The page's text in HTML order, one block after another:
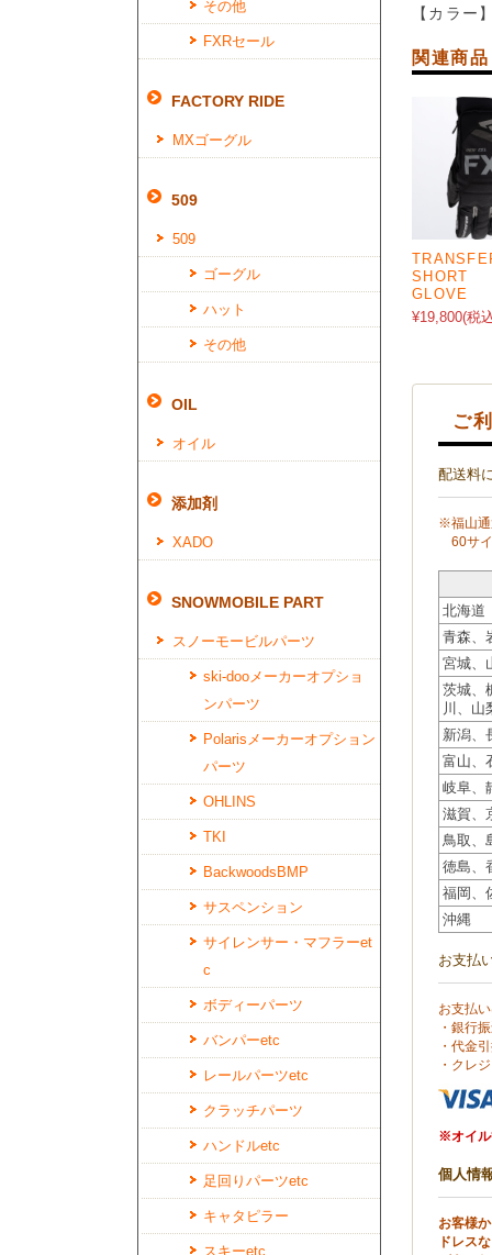
【カラー
関連商品
GLOVE
¥19,800(税
ご
配送料
※福山通
60サイ
北海道
青森、
宮城、
茨城、
川、山
新潟、
富山、
岐阜、
滋賀、
鳥取、
徳島、
福岡、
沖縄
お支払
お支払
・銀行
・代金
・クレ
※オイ
個人情
お客様
ドレス
その他
FXRセール
FACTORY RIDE
MXゴーグル
509
509
ゴーグル
ハット
その他
OIL
オイル
添加剤
XADO
SNOWMOBILE PART
スノーモービルパーツ
ski-dooメーカーオプショ
ンパーツ
Polarisメーカーオプション
パーツ
OHLINS
TKI
BackwoodsBMP
サスペンション
サイレンサー・マフラーet
c
ボディーパーツ
バンパーetc
レールパーツetc
クラッチパーツ
ハンドルetc
足回りパーツetc
キャタピラー
スキーetc